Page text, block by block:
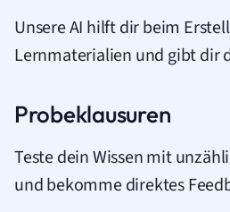
Unsere AI hilft dir beim
Lernmaterialien und gibt dir
Probeklausuren
Teste dein Wissen mit
und bekomme direktes